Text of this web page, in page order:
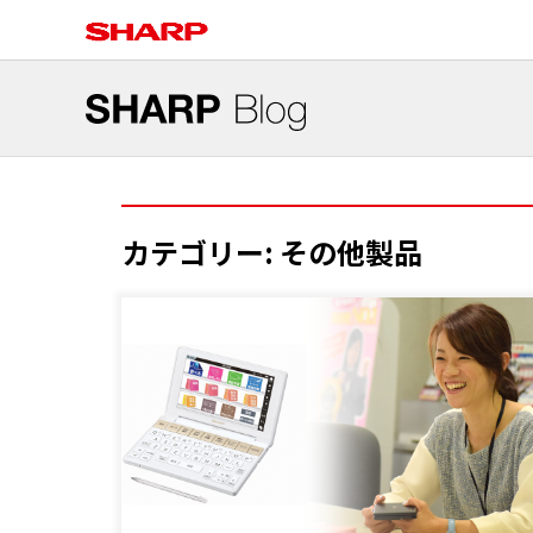
カテゴリー: その他製品